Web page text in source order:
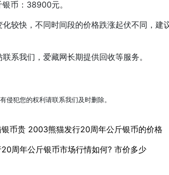
币：38900元。
快，不同时间段的价格跌涨起伏不同，建
我们，爱藏网长期提供回收等服务。
侵犯您的权利请联系我们及时删除。
币贵 2003熊猫发行20周年公斤银币的价格
周年公斤银币市场行情如何? 市价多少